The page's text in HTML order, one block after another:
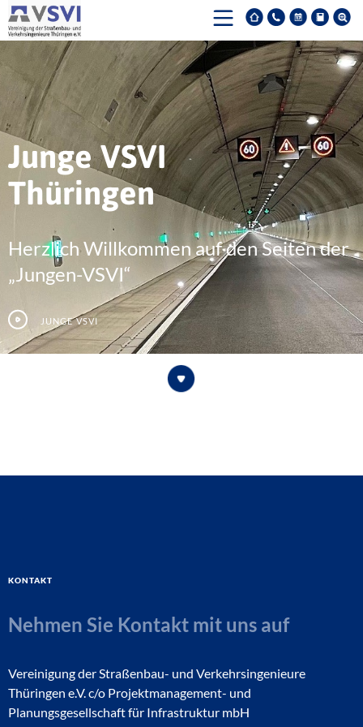
Junge VSVI
Thüringen
Herzlich Willkommen auf den Seiten der
„Jungen-VSVI“
Junge VSVI
Kontakt
Nehmen Sie Kontakt mit uns auf
Vereinigung der Straßenbau- und Verkehrsingenieure
Thüringen e.V. c/o Projektmanagement- und
Planungsgesellschaft für Infrastruktur mbH